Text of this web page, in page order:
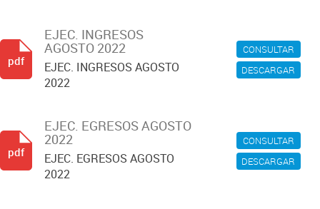
CONSULTAR
DESCARGAR
EJEC. INGRESOS
AGOSTO 2022
EJEC. INGRESOS AGOSTO
2022
pdf
CONSULTAR
DESCARGAR
EJEC. EGRESOS AGOSTO
2022
EJEC. EGRESOS AGOSTO
2022
pdf